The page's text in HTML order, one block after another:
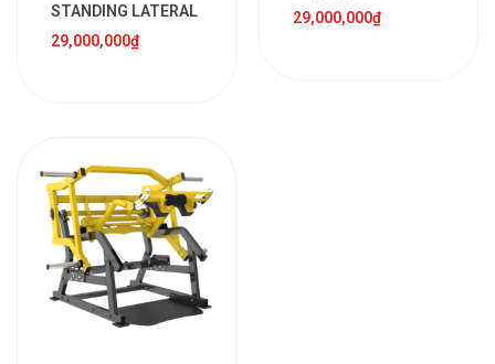
STANDING LATERAL
29,000,000₫
29,000,000₫